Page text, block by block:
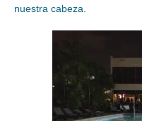
nuestra cabeza.